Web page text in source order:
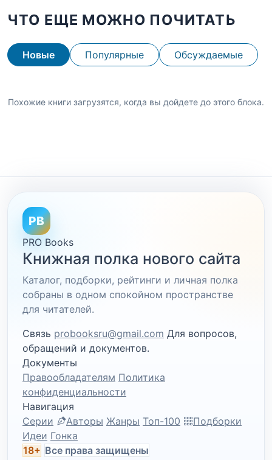
ЧТО ЕЩЕ МОЖНО ПОЧИТАТЬ
Новые Популярные Обсуждаемые
Похожие книги загрузятся, когда вы дойдете до этого блока.
PB
PRO Books
Книжная полка нового сайта
Каталог, подборки, рейтинги и личная полка
собраны в одном спокойном пространстве
для читателей.
Связь probooksru@gmail.com Для вопросов,
обращений и документов.
Документы
Правообладателям Политика
конфиденциальности
Навигация
Серии
Авторы Жанры Топ-100
Подборки
Идеи Гонка
18+ Все права защищены